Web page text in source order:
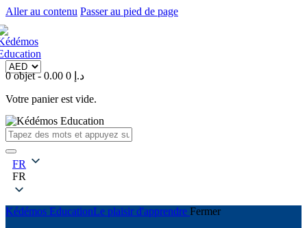
Aller au contenu Passer au pied de page
0 objet- 0.00 د.إ 0
Votre panier est vide.
FR
FR
Kédémos EducationLe plaisir d'apprendre Fermer